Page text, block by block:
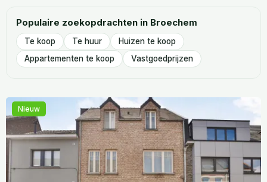
Populaire zoekopdrachten in Broechem
Te koop Te huur
Huizen te koop
Appartementen te koop
Vastgoedprijzen
Nieuw